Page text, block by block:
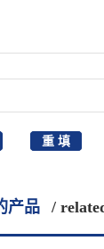
产品 /